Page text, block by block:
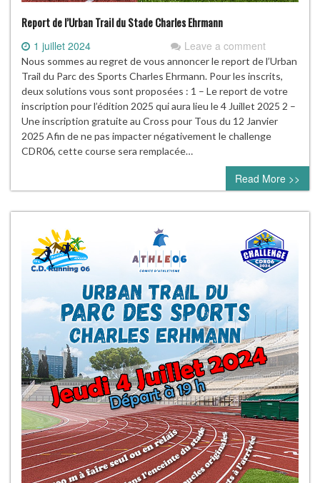
Report de l’Urban Trail du Stade Charles Ehrmann
1 juillet 2024 Leave a comment
Nous sommes au regret de vous annoncer le report de l’Urban
Trail du Parc des Sports Charles Ehrmann. Pour les inscrits,
deux solutions vous sont proposées : 1 – Le report de votre
inscription pour l’édition 2025 qui aura lieu le 4 Juillet 2025 2 –
Une inscription gratuite au Cross pour Tous du 12 Janvier
2025 Afin de ne pas impacter négativement le challenge
CDR06, cette course sera remplacée…
Read More >>